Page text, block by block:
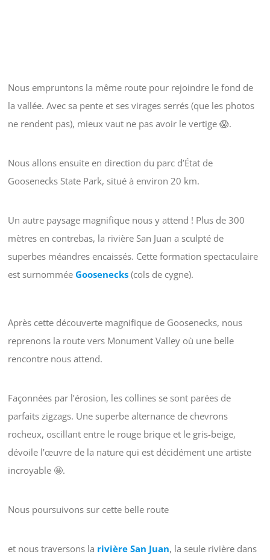
Nous empruntons la même route pour rejoindre le fond de
la vallée. Avec sa pente et ses virages serrés (que les photos
ne rendent pas), mieux vaut ne pas avoir le vertige 😱.
Nous allons ensuite en direction du parc d’État de
Goosenecks State Park, situé à environ 20 km.
Un autre paysage magnifique nous y attend ! Plus de 300
mètres en contrebas, la rivière San Juan a sculpté de
superbes méandres encaissés. Cette formation spectaculaire
est surnommée Goosenecks(cols de cygne).
Après cette découverte magnifique de Goosenecks, nous
reprenons la route vers Monument Valley où une belle
rencontre nous attend.
Façonnées par l’érosion, les collines se sont parées de
parfaits zigzags. Une superbe alternance de chevrons
rocheux, oscillant entre le rouge brique et le gris-beige,
dévoile l’œuvre de la nature qui est décidément une artiste
incroyable 🤩.
Nous poursuivons sur cette belle route
et nous traversons la rivière San Juan, la seule rivière dans